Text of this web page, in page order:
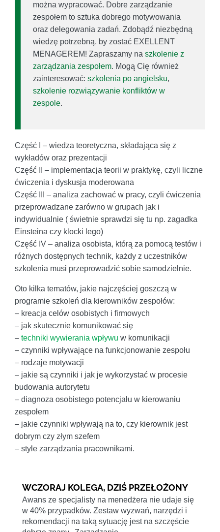
można wypracować. Dobre zarządzanie
zespołem to sztuka dobrego motywowania
oraz delegowania zadań. Zdobądź niezbędną
wiedzę potrzebną, by zostać EXELLENT
MENAGEREM! Zapraszamy na szkolenie z
zarządzania zespołem. Mogą Cię również
zainteresować: szkolenia po angielsku,
szkolenie rozwiązywanie konfliktów w
zespole.
Część I – wiedza teoretyczna, składająca się z
wykładów oraz prezentacji
Część II – implementacja teorii w praktykę, czyli liczne
ćwiczenia i dyskusja moderowana
Część III – analiza zachować w pracy, czyli ćwiczenia
przeprowadzane zarówno w grupach jak i
indywidualnie ( świetnie sprawdzi się tu np. zagadka
Einsteina czy klocki lego)
Część IV – analiza osobista, którą za pomocą testów i
różnych dostępnych technik, każdy z uczestników
szkolenia musi przeprowadzić sobie samodzielnie.
Oto kilka tematów, jakie najczęściej goszczą w
programie szkoleń dla kierowników zespołów:
– kreacja celów osobistych i firmowych
– jak skutecznie komunikować się
– techniki wywierania wpływu w komunikacji
– czynniki wpływające na funkcjonowanie zespołu
– rodzaje motywacji
– jakie są czynniki i jak je wykorzystać w procesie
budowania autorytetu
– diagnoza osobistego potencjału w kierowaniu
zespołem
– jakie czynniki wpływają na to, czy kierownik jest
dobrym czy złym szefem
– style zarządzania pracownikami.
WCZORAJ KOLEGA, DZIŚ PRZEŁOŻONY
Awans ze specjalisty na menedżera nie udaje się
w 40% przypadków. Zestaw wyzwań, narzędzi i
rekomendacji na taką sytuację jest na szczęście